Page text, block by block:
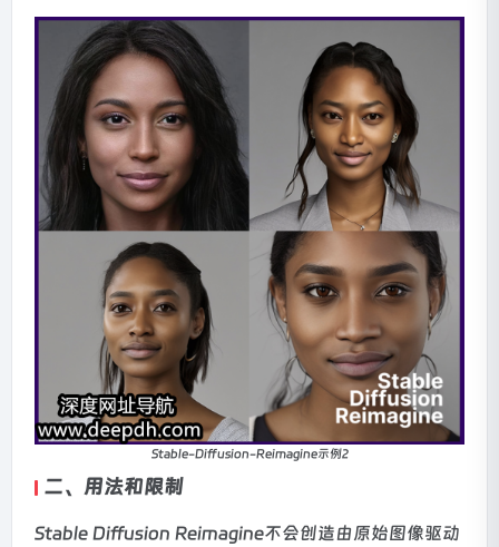
Stable-Diffusion-Reimagine示例2
二、用法和限制
Stable Diffusion Reimagine不会创造由原始图像驱动